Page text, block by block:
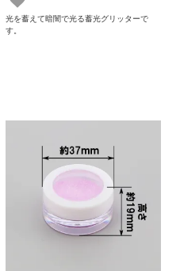
光を蓄えて暗闇で光る蓄光グリッターで
す。